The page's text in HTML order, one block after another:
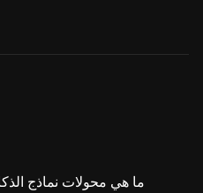
ما هي محولات نماذج